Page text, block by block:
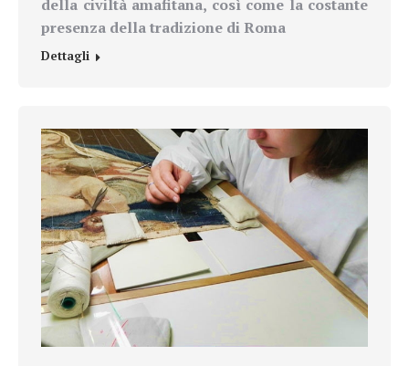
della civiltà amafitana, così come la costante
presenza della tradizione di Roma
Dettagli